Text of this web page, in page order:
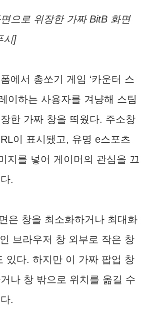
으로 위장한 가짜 BitB 화면
시]
에서 총쏘기 게임 ‘카운터 스
이하는 사용자를 겨냥해 스팀
한 가짜 창을 띄웠다. 주소창
이 표시됐고, 유명 e스포츠
지를 넣어 게이머의 관심을 끄
.
은 창을 최소화하거나 최대화
브라우저 창 외부로 작은 창
있다. 하지만 이 가짜 팝업 창
나 창 밖으로 위치를 옮길 수
.